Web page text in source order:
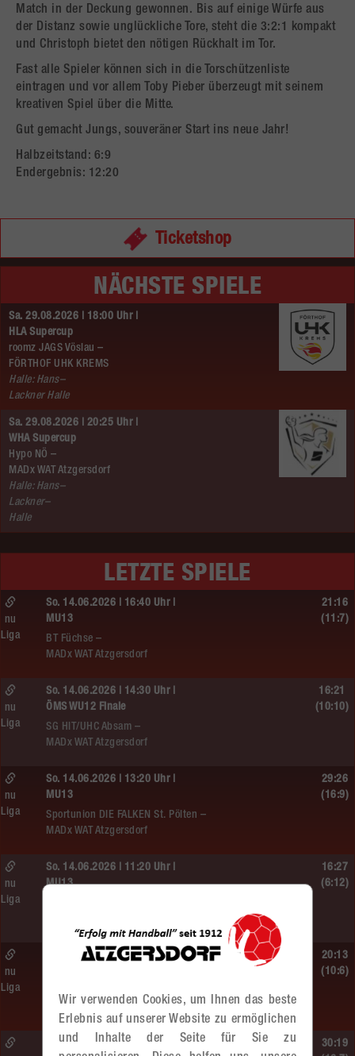
Match in der Deckung gewonnen. Bis auf einige Würfe aus
der Distanz sowie unglückliche Tore, steht die 3:2:1 kompakt
und Christoph bietet den nötigen Rückhalt im Tor.
Fast alle Spieler können sich in die Torschützenliste
eintragen und vor allem Toby Pieber überzeugt mit seinem
kreativen Spiel über die Mitte.
Gut gemacht Jungs, souveräner Start ins neue Jahr!
Halbzeitstand: 6:9
Endergebnis: 12:20
Ticketshop
NÄCHSTE SPIELE
Sa. 29.08.2026 | 18:00 Uhr |
HLA Supercup
roomz JAGS Vöslau –
FÖRTHOF UHK KREMS
Halle: Hans–
Lackner Halle
Sa. 29.08.2026 | 20:25 Uhr |
WHA Supercup
Hypo NÖ –
MADx WAT Atzgersdorf
Halle: Hans–
Lackner–
Halle
LETZTE SPIELE
So. 14.06.2026 | 16:40 Uhr |
MU13
BT Füchse –
MADx WAT Atzgersdorf
nu
Liga
21:16
(11:7)
So. 14.06.2026 | 14:30 Uhr |
ÖMS WU12 Finale
SG HIT/UHC Absam –
MADx WAT Atzgersdorf
nu
Liga
16:21
(10:10)
So. 14.06.2026 | 13:20 Uhr |
MU13
Sportunion DIE FALKEN St. Pölten –
MADx WAT Atzgersdorf
nu
Liga
29:26
(16:9)
So. 14.06.2026 | 11:20 Uhr |
MU13
nu
Liga
16:27
(6:12)
So. 14.06.2026 | 10:30 Uhr |
SC HIT/UHC Absam –
MADx WAT Atzgersdorf
nu
Liga
20:13
(10:6)
Sa. 13.06.2026 | 19:05 Uhr |
30:19
Wir verwenden Cookies, um Ihnen das beste
Erlebnis auf unserer Website zu ermöglichen
und Inhalte der Seite für Sie zu